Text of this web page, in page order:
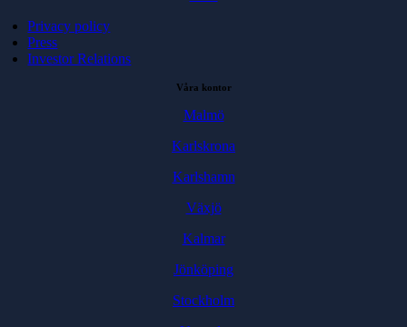
Privacy policy
Press
Investor Relations
Våra kontor
Malmö
Karlskrona
Karlshamn
Växjö
Kalmar
Jönköping
Stockholm